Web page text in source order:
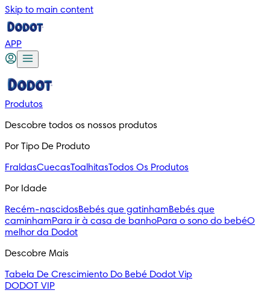
Skip to main content
APP
Produtos
Descobre todos os nossos produtos
Por Tipo De Produto
FraldasCuecasToalhitasTodos Os Produtos
Por Idade
Recém-nascidosBebés que gatinhamBebés que
caminhamPara ir à casa de banhoPara o sono do bebéO
melhor da Dodot
Descobre Mais
Tabela De Crescimiento Do Bebé Dodot Vip
DODOT VIP